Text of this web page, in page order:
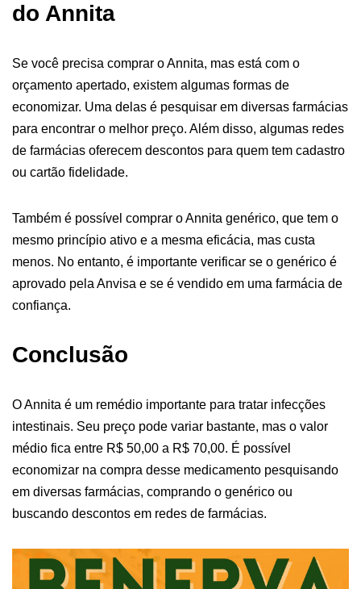
do Annita
Se você precisa comprar o Annita, mas está com o
orçamento apertado, existem algumas formas de
economizar. Uma delas é pesquisar em diversas farmácias
para encontrar o melhor preço. Além disso, algumas redes
de farmácias oferecem descontos para quem tem cadastro
ou cartão fidelidade.
Também é possível comprar o Annita genérico, que tem o
mesmo princípio ativo e a mesma eficácia, mas custa
menos. No entanto, é importante verificar se o genérico é
aprovado pela Anvisa e se é vendido em uma farmácia de
confiança.
Conclusão
O Annita é um remédio importante para tratar infecções
intestinais. Seu preço pode variar bastante, mas o valor
médio fica entre R$ 50,00 a R$ 70,00. É possível
economizar na compra desse medicamento pesquisando
em diversas farmácias, comprando o genérico ou
buscando descontos em redes de farmácias.